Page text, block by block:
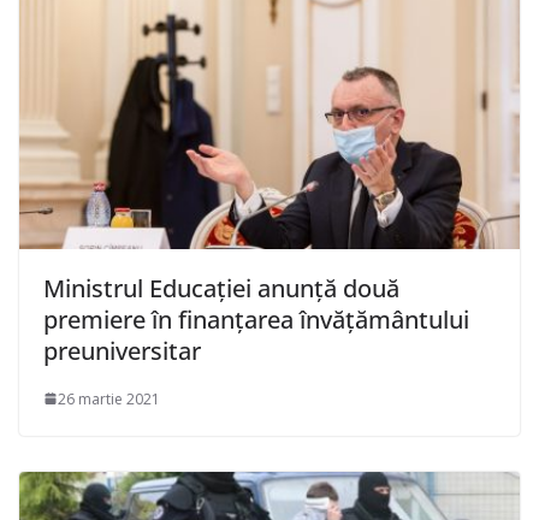
Ministrul Educaţiei anunţă două
premiere în finanţarea învăţământului
preuniversitar
26 martie 2021